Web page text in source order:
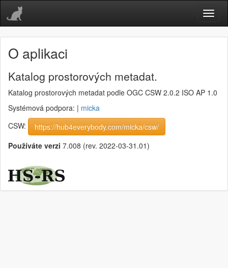
O aplikaci
Katalog prostorových metadat.
Katalog prostorových metadat podle OGC CSW 2.0.2 ISO AP 1.0
Systémová podpora: | micka
CSW:
https://hub4everybody.com/micka/csw/
Používáte verzi 7.008 (rev. 2022-03-31.01)